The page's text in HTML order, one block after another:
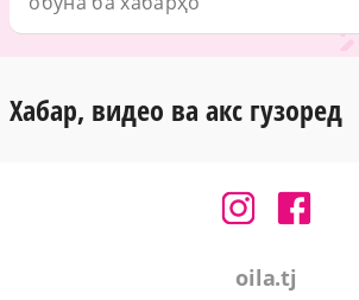
Хабар, видео ва акс гузоред
oila.tj